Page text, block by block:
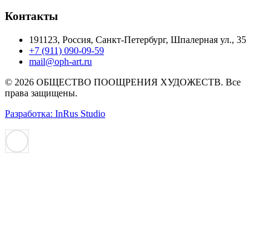
Контакты
191123, Россия, Санкт-Петербург, Шпалерная ул., 35
+7 (911) 090-09-59
mail@oph-art.ru
© 2026 ОБЩЕСТВО ПООЩРЕНИЯ ХУДОЖЕСТВ. Все
права защищены.
Разработка: InRus Studio